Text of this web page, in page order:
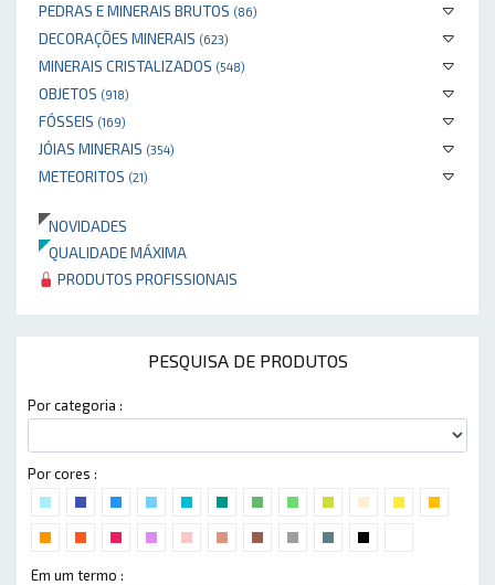
PEDRAS E MINERAIS BRUTOS (86)
DECORAÇÕES MINERAIS (623)
MINERAIS CRISTALIZADOS (548)
OBJETOS (918)
FÓSSEIS (169)
JÓIAS MINERAIS (354)
METEORITOS (21)
NOVIDADES
QUALIDADE MÁXIMA
PRODUTOS PROFISSIONAIS
PESQUISA DE PRODUTOS
Por categoria :
Por cores :
Em um termo :